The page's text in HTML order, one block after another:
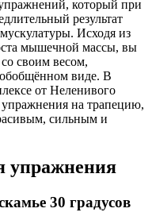
который при
результат
Исходя из
мышечной массы, вы
своим весом,
виде. В
от Неленивого
на трапецию,
сильным и
упражнения
30 градусов